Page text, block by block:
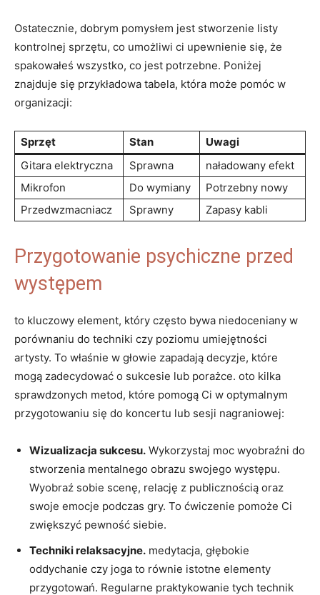
Ostatecznie, dobrym pomysłem jest stworzenie listy
kontrolnej sprzętu, co umożliwi ci upewnienie się, że
spakowałeś wszystko, co jest potrzebne. Poniżej
znajduje się przykładowa tabela, która może pomóc w
organizacji:
Sprzęt Stan
Uwagi
Gitara elektryczna
Sprawna
naładowany efekt
Mikrofon
Do wymiany
Potrzebny nowy
Przedwzmacniacz
Sprawny Zapasy kabli
Przygotowanie psychiczne przed
występem
to kluczowy element, który często bywa niedoceniany w
porównaniu do techniki czy poziomu umiejętności
artysty. To właśnie w głowie zapadają decyzje, które
mogą zadecydować o sukcesie lub porażce. oto kilka
sprawdzonych metod, które pomogą Ci w optymalnym
przygotowaniu się do koncertu lub sesji nagraniowej:
Wizualizacja sukcesu. Wykorzystaj moc wyobraźni do
stworzenia mentalnego obrazu swojego występu.
Wyobraź sobie scenę, relację z publicznością oraz
swoje emocje podczas gry. To ćwiczenie pomoże Ci
zwiększyć pewność siebie.
Techniki relaksacyjne. medytacja, głębokie
oddychanie czy joga to równie istotne elementy
przygotowań. Regularne praktykowanie tych technik